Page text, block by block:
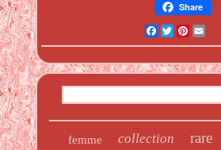
Share
Facebook
Twitter
femme collection rare